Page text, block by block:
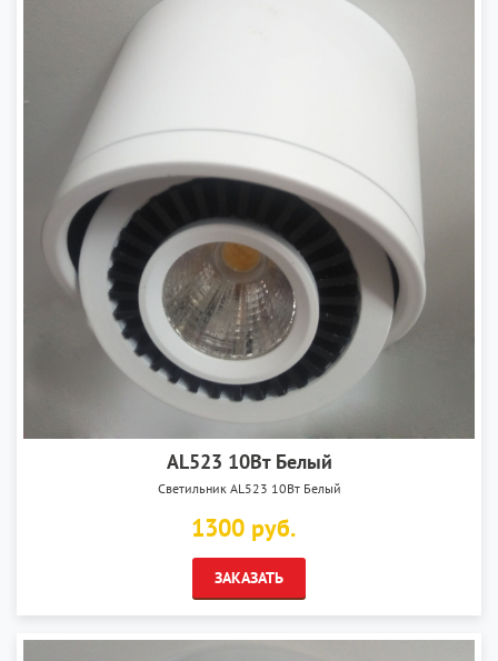
AL523 10Вт Белый
Светильник AL523 10Вт Белый
1300 руб.
ЗАКАЗАТЬ